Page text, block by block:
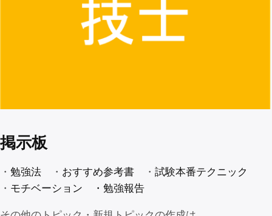
掲示板
・ 勉強法 ・ おすすめ参考書 ・ 試験本番テクニック
・ モチベーション ・勉強報告